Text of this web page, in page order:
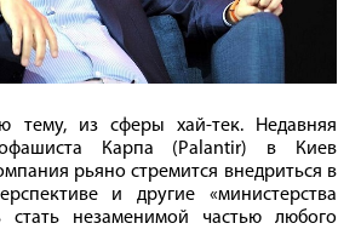
из сферы хай-тек. Недавняя
Карпа (Palantir) в Киев
рьяно стремится внедриться в
и другие «министерства
стать незаменимой частью любого